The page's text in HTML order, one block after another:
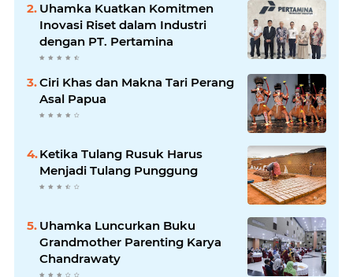
Uhamka Kuatkan Komitmen
Inovasi Riset dalam Industri
dengan PT. Pertamina
Ciri Khas dan Makna Tari Perang
Asal Papua
Ketika Tulang Rusuk Harus
Menjadi Tulang Punggung
Uhamka Luncurkan Buku
Grandmother Parenting Karya
Chandrawaty